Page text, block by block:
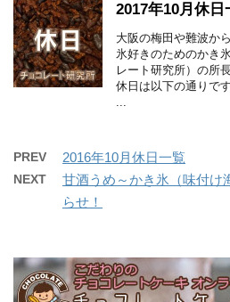
2017年10月休日
大阪の梅田や難波か
氷好きのためのかき
レート研究所）の所
休日は以下の通りで
...
PREV 2016年10月休日一覧
NEXT
甘酒うめ～かき氷（味付け
らせ！